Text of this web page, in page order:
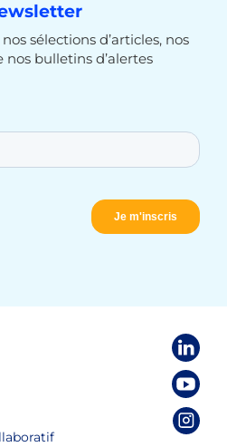
sélections d’articles, nos
nos bulletins d’alertes